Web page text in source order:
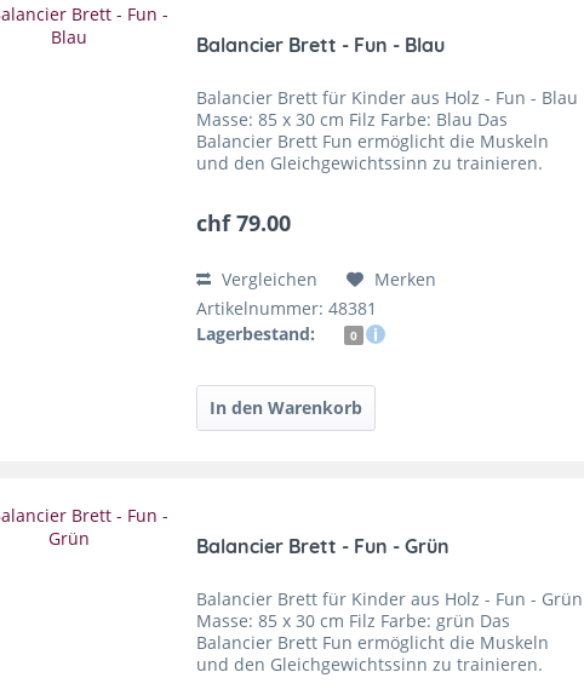
Balancier Brett - Fun - Blau
Balancier Brett für Kinder aus Holz - Fun - Blau
Masse: 85 x 30 cm Filz Farbe: Blau Das
Balancier Brett Fun ermöglicht die Muskeln
und den Gleichgewichtssinn zu trainieren.
chf 79.00
Vergleichen
Merken
Artikelnummer: 48381
Lagerbestand:
0
Balancier Brett - Fun - Grün
Balancier Brett für Kinder aus Holz - Fun - Grün
Masse: 85 x 30 cm Filz Farbe: grün Das
Balancier Brett Fun ermöglicht die Muskeln
und den Gleichgewichtssinn zu trainieren.